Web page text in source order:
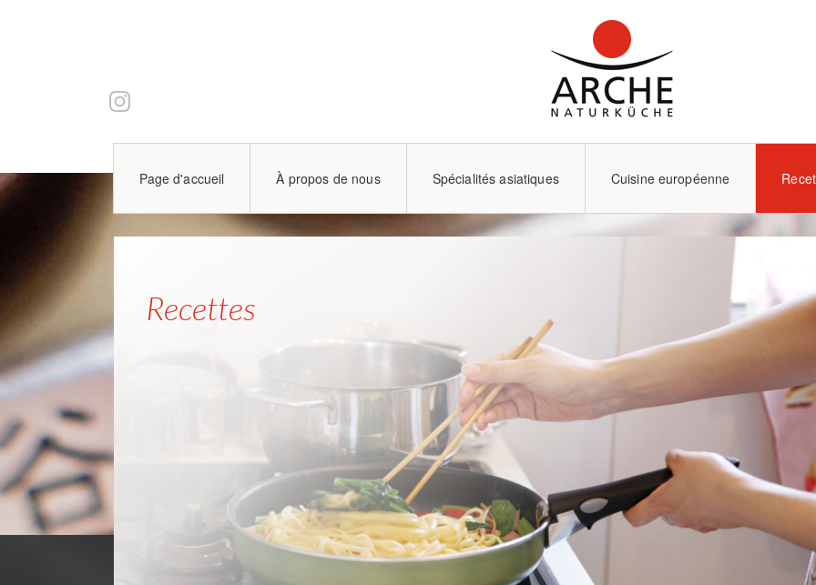
Page d'accueil À propos de nous Spécialités asiatiques Cuisine européenne
Recettes
Équipement de
Râpe à gingembre
Le gingembre est une épice